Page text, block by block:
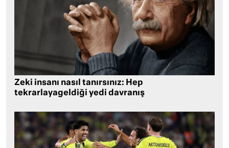
Zeki insanı nasıl tanırsınız: Hep
tekrarlayageldiği yedi davranış